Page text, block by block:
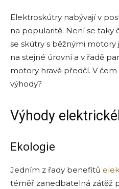
Elektroskútry nabývají v
na popularitě. Není se taky
se skútry s běžnými
na stejné úrovní a v řadě
motory hravě předčí. V
výhody?
Výhody
Ekologie
Jedním z řady benefitů
téměř zanedbatelná zátěž